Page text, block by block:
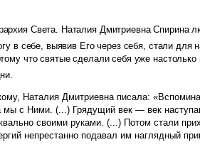
Света. Наталия Дмитриевна Спирина
в себе, выявив Его через себя, стали
что святые сделали себя уже
Наталия Дмитриевна писала:
с Ними. (...) Грядущий век — век
своими руками. (...) Потом стали
непрестанно подавал им наглядный